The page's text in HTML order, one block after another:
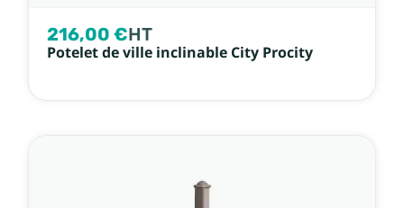
216,00 €HT
Potelet de ville inclinable City Procity